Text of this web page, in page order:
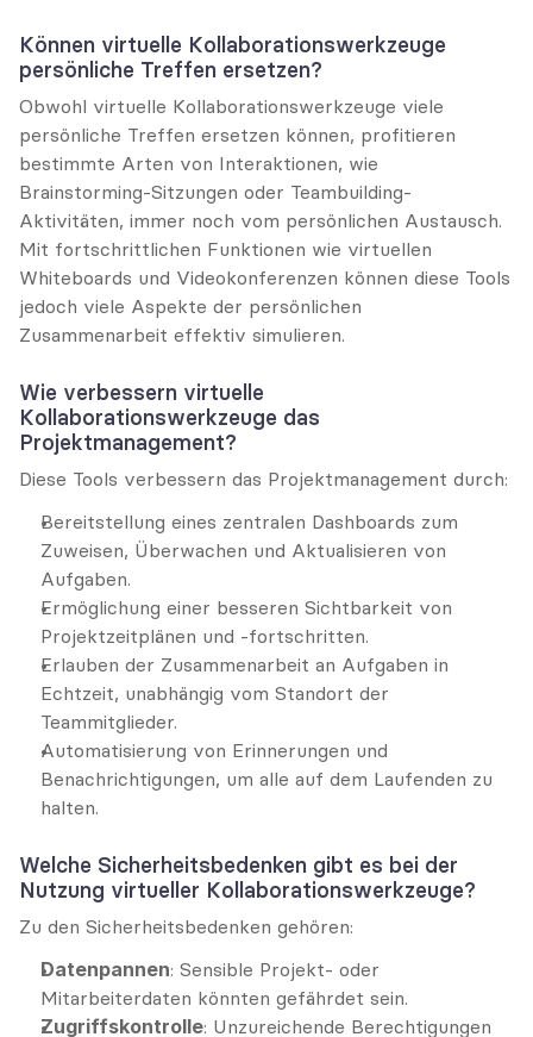
Können virtuelle Kollaborationswerkzeuge
persönliche Treffen ersetzen?
Obwohl virtuelle Kollaborationswerkzeuge viele
persönliche Treffen ersetzen können, profitieren
bestimmte Arten von Interaktionen, wie
Brainstorming-Sitzungen oder Teambuilding-
Aktivitäten, immer noch vom persönlichen Austausch.
Mit fortschrittlichen Funktionen wie virtuellen
Whiteboards und Videokonferenzen können diese Tools
jedoch viele Aspekte der persönlichen
Zusammenarbeit effektiv simulieren.
Wie verbessern virtuelle
Kollaborationswerkzeuge das
Projektmanagement?
Diese Tools verbessern das Projektmanagement durch:
Bereitstellung eines zentralen Dashboards zum
Zuweisen, Überwachen und Aktualisieren von
Aufgaben.
Ermöglichung einer besseren Sichtbarkeit von
Projektzeitplänen und -fortschritten.
Erlauben der Zusammenarbeit an Aufgaben in
Echtzeit, unabhängig vom Standort der
Teammitglieder.
Automatisierung von Erinnerungen und
Benachrichtigungen, um alle auf dem Laufenden zu
halten.
Welche Sicherheitsbedenken gibt es bei der
Nutzung virtueller Kollaborationswerkzeuge?
Zu den Sicherheitsbedenken gehören:
Datenpannen: Sensible Projekt- oder
Mitarbeiterdaten könnten gefährdet sein.
Zugriffskontrolle: Unzureichende Berechtigungen